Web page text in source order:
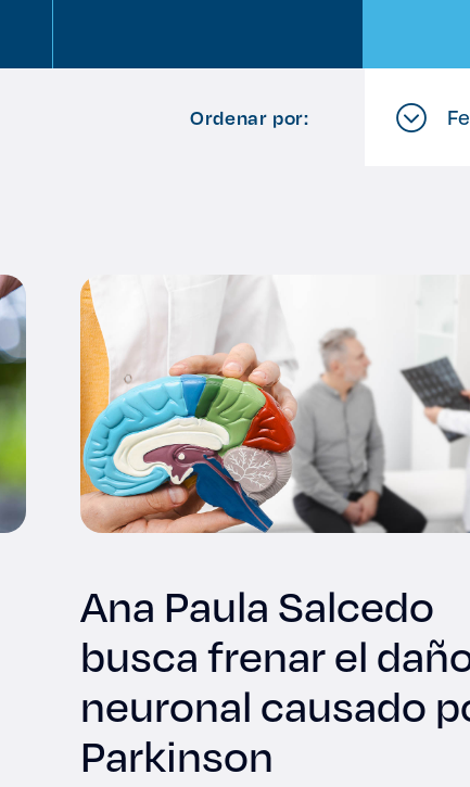
Ordenar por:
Ana Paula Salcedo
busca frenar el
neuronal causado
Parkinson